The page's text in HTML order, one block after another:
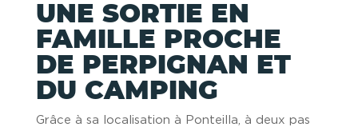
UNE SORTIE EN
FAMILLE PROCHE
DE PERPIGNAN ET
DU CAMPING
Grâce à sa localisation à Ponteilla, à deux pas